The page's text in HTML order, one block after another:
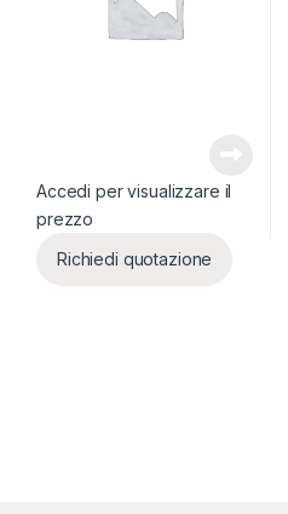
Accedi per visualizzare il
prezzo
Richiedi quotazione